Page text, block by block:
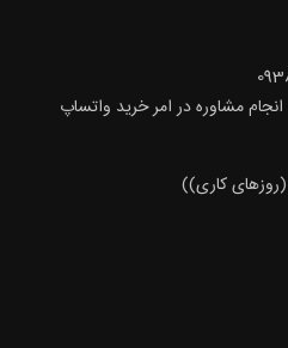
مشاوره در امر خرید واتساپ